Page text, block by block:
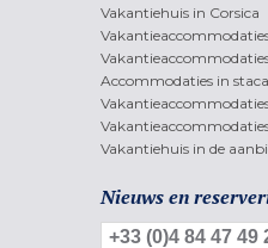
Vakantiehuis in Corsica
Accommodaties in
Vakantiehuis in de
Nieuws en
+33 (0)4 84 47 49